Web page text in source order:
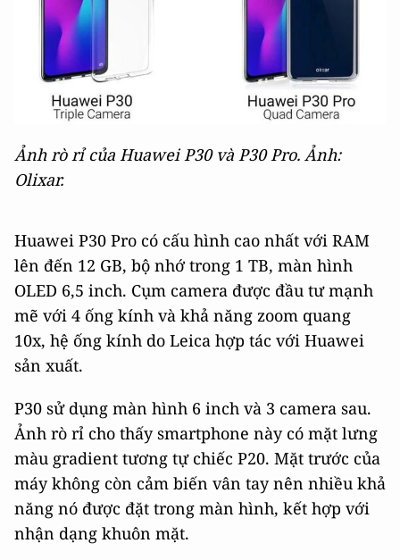
Ảnh rò rỉ của Huawei P30 và P30 Pro. Ảnh:
Olixar.
Huawei P30 Pro có cấu hình cao nhất với RAM
lên đến 12 GB, bộ nhớ trong 1 TB, màn hình
OLED 6,5 inch. Cụm camera được đầu tư mạnh
mẽ với 4 ống kính và khả năng zoom quang
10x, hệ ống kính do Leica hợp tác với Huawei
sản xuất.
P30 sử dụng màn hình 6 inch và 3 camera sau.
Ảnh rò rỉ cho thấy smartphone này có mặt lưng
màu gradient tương tự chiếc P20. Mặt trước của
máy không còn cảm biến vân tay nên nhiều khả
năng nó được đặt trong màn hình, kết hợp với
nhận dạng khuôn mặt.